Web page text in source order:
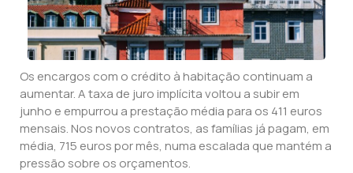
Os encargos com o crédito à habitação continuam a
aumentar. A taxa de juro implícita voltou a subir em
junho e empurrou a prestação média para os 411 euros
mensais. Nos novos contratos, as famílias já pagam, em
média, 715 euros por mês, numa escalada que mantém a
pressão sobre os orçamentos.